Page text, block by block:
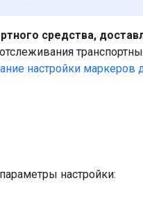
средства,
настройки маркеров
настройки: